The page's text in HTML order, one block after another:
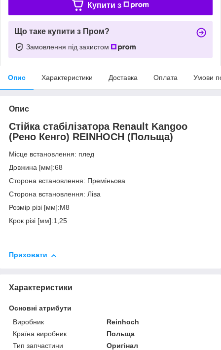
Купити з
Що таке купити з Пром?
Замовлення під захистом
Опис Характеристики Доставка Оплата Умови
Опис
Стійка стабілізатора Renault Kangoo
(Рено Кенго) REINHOCH (Польща)
Місце встановлення: плед
Довжина [мм]:68
Сторона встановлення: Преміньова
Сторона встановлення: Ліва
Розмір різі [мм]:M8
Крок різі [мм]:1,25
Приховати
Характеристики
Основні атрибути
Виробник
Reinhoch
Країна виробник
Польща
Тип запчастини
Оригінал